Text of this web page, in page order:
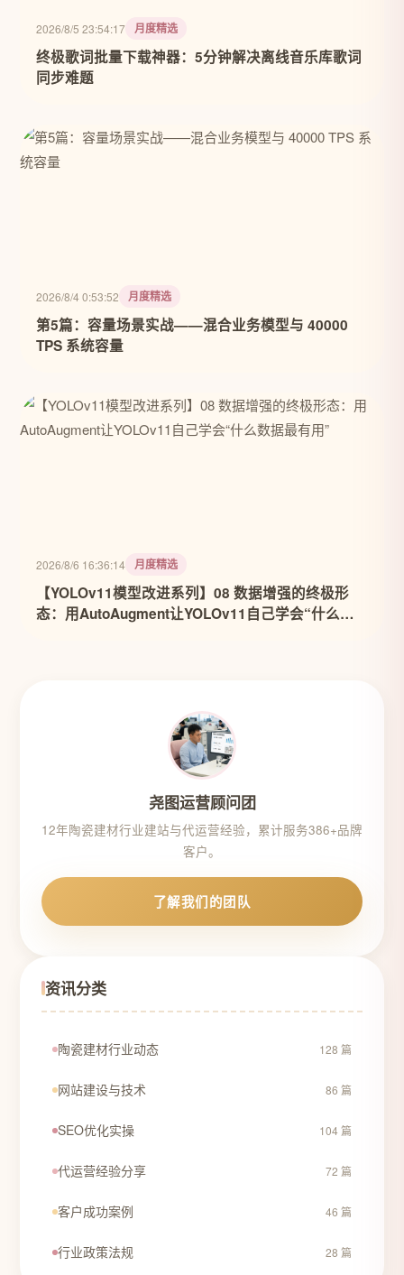
2026/8/5 23:54:17 月度精选
终极歌词批量下载神器：5分钟解决离线音乐库歌词
同步难题
2026/8/4 0:53:52 月度精选
第5篇：容量场景实战——混合业务模型与 40000
TPS 系统容量
2026/8/6 16:36:14 月度精选
【YOLOv11模型改进系列】08 数据增强的终极形
态：用AutoAugment让YOLOv11自己学会“什么数
尧图运营顾问团
12年陶瓷建材行业建站与代运营经验，累计服务386+品牌
客户。
了解我们的团队
资讯分类
陶瓷建材行业动态 128 篇
网站建设与技术 86 篇
SEO优化实操 104 篇
代运营经验分享 72 篇
客户成功案例 46 篇
行业政策法规 28 篇